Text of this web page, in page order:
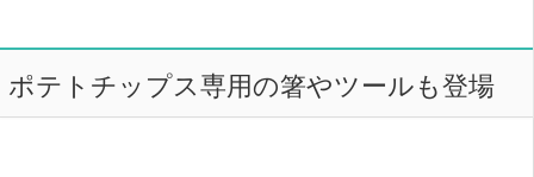
ポテトチップス専用の箸やツールも登場